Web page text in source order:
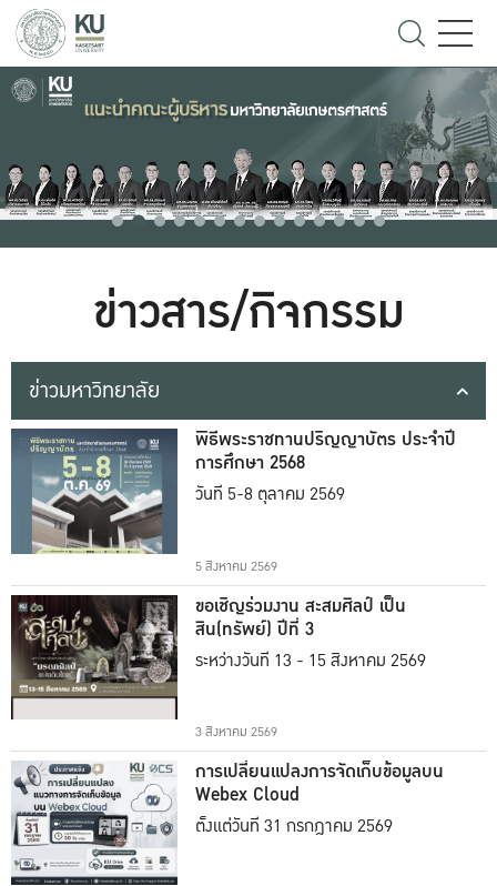
ข่าวสาร/กิจกรรม
ข่าวมหาวิทยาลัย
พิธีพระราชทานปริญญาบัตร ประจำปี
การศึกษา 2568
วันที่ 5-8 ตุลาคม 2569
5 สิงหาคม 2569
ขอเชิญร่วมงาน สะสมศิลป์ เป็น
สิน(ทรัพย์) ปีที่ 3
ระหว่างวันที่ 13 - 15 สิงหาคม 2569
3 สิงหาคม 2569
การเปลี่ยนแปลงการจัดเก็บข้อมูลบน
Webex Cloud
ตั้งแต่วันที่ 31 กรกฎาคม 2569